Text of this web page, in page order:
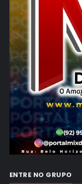
ENTRE NO GRUPO